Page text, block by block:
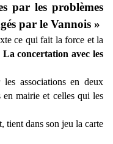
par les problèmes
par le Vannois »
ce qui fait la force et la
La concertation avec les
associations en deux
en mairie et celles qui les
dans son jeu la carte